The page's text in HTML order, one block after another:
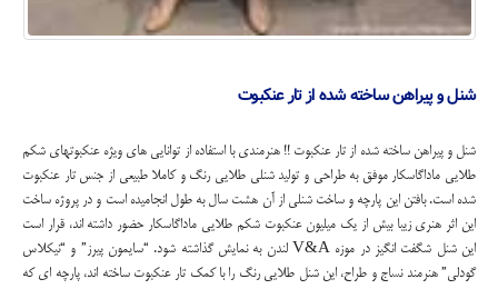
شنل و پیراهن ساخته شده از تار عنکبوت
شنل و پیراهن ساخته شده از تار عنکبوت !! هنرمندی با استفاده از توانایی های ویژه عنکبوتهای شکم
طلایی ماداگاسکار موفق به طراحی و تولید شنلی طلایی رنگ و کاملا طبیعی از جنس تار عنکبوت
شده است. بافتن این پارچه و ساخت شنلی از آن هشت سال به طول انجامیده است و در پروژه ساخت
این اثر هنری زیبا بیش از یک میلیون عنکبوت شکم طلایی ماداگاسکار حضور داشته اند، قرار است
این شنل شگفت انگیز در موزه V&A لندن به نمایش گذاشته شود. “سایمون پیرز” و “نیکلاس
گودلی” هنرمند نساج و طراح، این شنل طلایی رنگ را با کمک تار عنکبوت ساخته اند، پارچه ای که